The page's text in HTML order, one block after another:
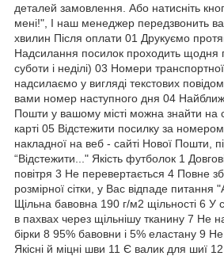
деталей замовлення. Або натисніть
мені!", І наш менеджер передзвонить
хвилин Після оплати 01 Друкуємо
Надсилання посилок проходить щодня
суботи і неділі) 03 Номери
надсилаємо у вигляді текстових
вами номер наступного дня 04
Пошти у вашому місті можна знайти на
карті 05 Відстежити посилку за
накладної на веб - сайті Нової Пошти,
“Відстежити..." Якість футболок 1
повітря 3 Не перевертається 4 Повне
розмірної сітки, у Вас відпаде питання
Щільна бавовна 190 г/м2 щільності 6 У
в пахвах через щільнішу тканину 7 Не
бірки 8 95% бавовни і 5% еластану 9
Якісні й міцні шви 11 Є валик для шиї